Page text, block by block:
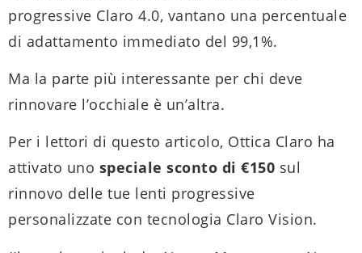
progressive Claro 4.0, vantano una percentuale
di adattamento immediato del 99,1%.
Ma la parte più interessante per chi deve
rinnovare l’occhiale è un’altra.
Per i lettori di questo articolo, Ottica Claro ha
attivato uno speciale sconto di €150 sul
rinnovo delle tue lenti progressive
personalizzate con tecnologia Claro Vision.